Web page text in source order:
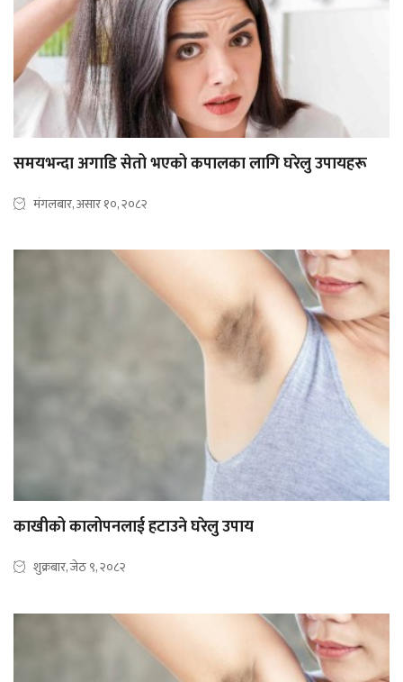
समयभन्दा अगाडि सेतो भएको कपालका लागि घरेलु उपायहरू
मंगलबार, असार १०, २०८२
काखीको कालोपनलाई हटाउने घरेलु उपाय
शुक्रबार, जेठ ९, २०८२